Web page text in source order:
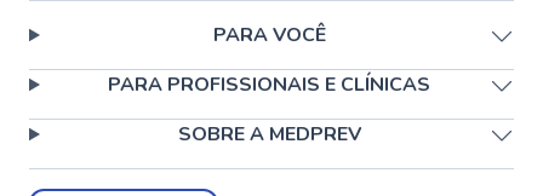
PARA VOCÊ
PARA PROFISSIONAIS E CLÍNICAS
SOBRE A MEDPREV